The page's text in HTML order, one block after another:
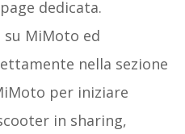
dedicata.
su MiMoto ed
nella sezione
per iniziare
in sharing,